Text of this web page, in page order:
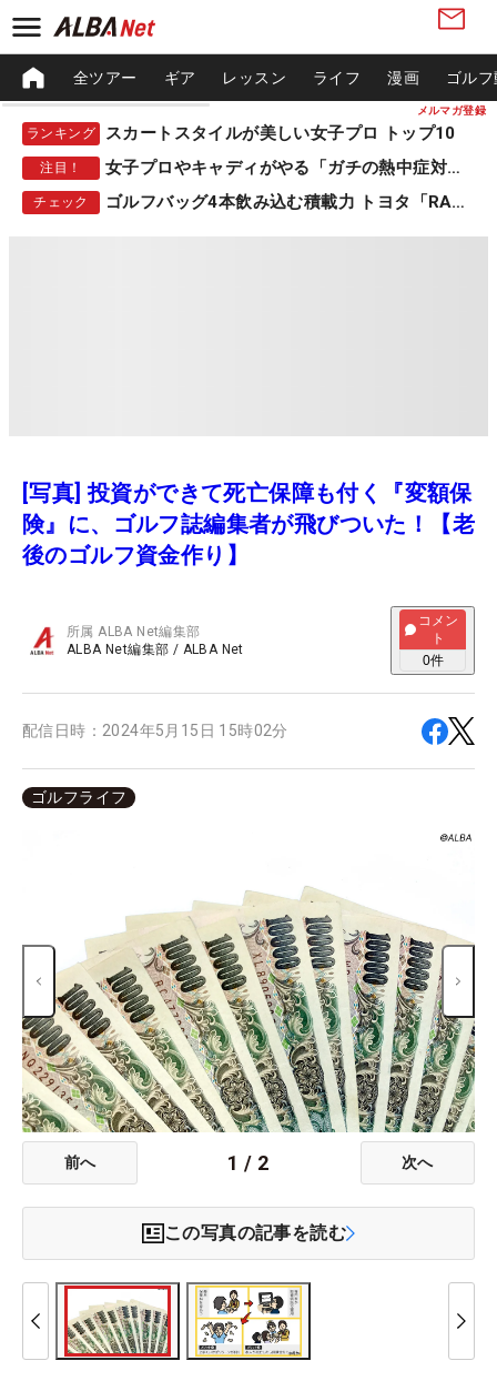
メルマガ登録
全ツアー ギア レッスン ライフ 漫画 ゴル
ランキング スカートスタイルが美しい女子プロ トップ10
注目！ 女子プロやキャディがやる「ガチの熱中症対策」
チェック ゴルフバッグ4本飲み込む積載力 トヨタ「RAV4」
[写真] 投資ができて死亡保障も付く『変額保
険』に、ゴルフ誌編集者が飛びついた！【老
後のゴルフ資金作り】
所属ALBA Net編集部
ALBA Net編集部 / ALBA Net
コメン
ト
0件
配信日時： 2024年5月15日 15時02分
ゴルフライフ
前へ 1 / 2 次へ
この写真の記事を読む